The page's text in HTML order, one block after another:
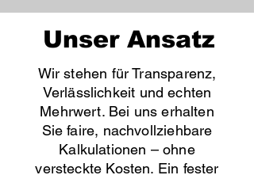
Unser Ansatz
Wir stehen für Transparenz,
Verlässlichkeit und echten
Mehrwert. Bei uns erhalten
Sie faire, nachvollziehbare
Kalkulationen – ohne
versteckte Kosten. Ein fester